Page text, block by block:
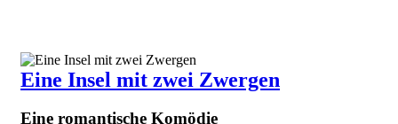
Eine Insel mit zwei Zwergen
Eine romantische Komödie